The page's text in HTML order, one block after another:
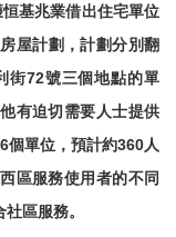
基兆業借出住宅單位
屋計劃，計劃分別翻
街72號三個地點的單
有迫切需要人士提供
個單位，預計約360人
區服務使用者的不同
區服務。